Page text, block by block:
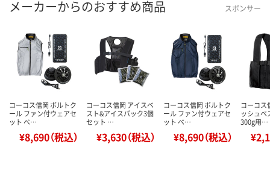
メーカーからのおすすめ商品 スポンサー
コーコス信岡 ボルトク
ール ファン付ウェアセ
ット ベ…
¥8,690（税込）
コーコス信岡 アイスベ
スト&アイスパック3個
セット …
¥3,630（税込）
コーコス信岡 ボルトク
ール ファン付ウェアセ
ット ベ…
¥8,690（税込）
コーコス
ッシュベ
300g用…